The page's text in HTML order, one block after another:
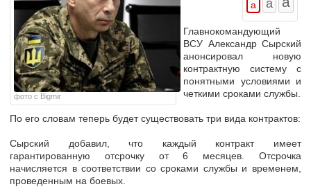
фото с Bigmir
Главнокомандующий
ВСУ Александр Сырский
анонсировал новую
контрактную систему с
понятными условиями и
четкими сроками службы.
По его словам теперь будет существовать три вида контрактов:
Сырский добавил, что каждый контракт имеет
гарантированную отсрочку от 6 месяцев. Отсрочка
начисляется в соответствии со сроками службы и временем,
проведенным на боевых.